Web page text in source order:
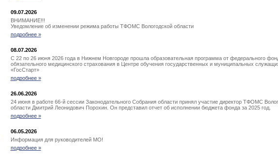
09.07.2026
ВНИМАНИЕ!!!
Уведомление об изменении режима работы ТФОМС Вологодской области
подробнее »
08.07.2026
C 22 по 26 июня 2026 года в Нижнем Новгороде прошла образовательная программа от федерального
обязательного медицинского страхования в Центре обучения государственных и муниципальных
«ГосСтарт»
подробнее »
26.06.2026
24 июня в работе 66-й сессии Законодательного Собрания области принял участие директор ТФОМС
области Дмитрий Леонидович Порохин. Он представил отчет об исполнении бюджета фонда за 2025 год.
подробнее »
06.05.2026
Информация для руководителей МО!
подробнее »